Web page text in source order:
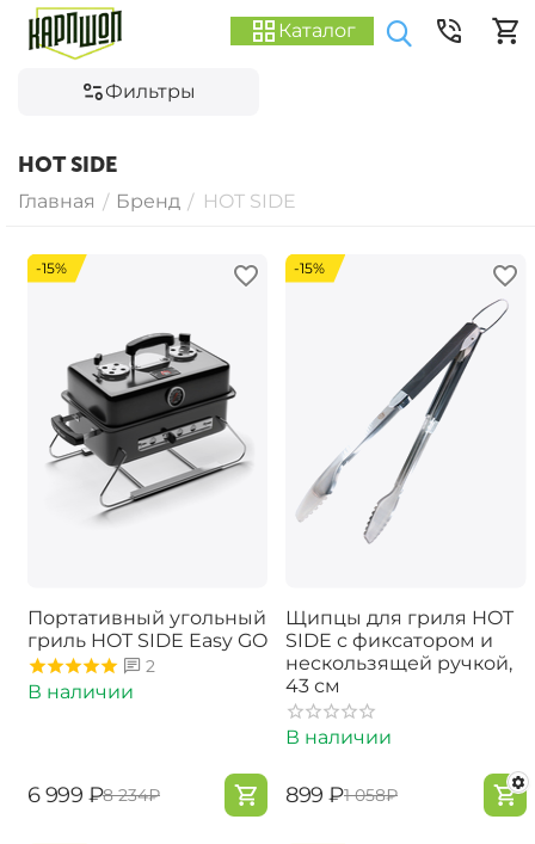
Каталог
Фильтры
HOT SIDE
Главная / Бренд / HOT SIDE
-15%
Портативный угольный
гриль HOT SIDE Easy GO
2
В наличии
‍6 999‍ ₽‍8 234‍₽
-15%
Щипцы для гриля HOT
SIDE с фиксатором и
нескользящей ручкой,
43 см
В наличии
‍899‍ ₽‍1 058‍₽